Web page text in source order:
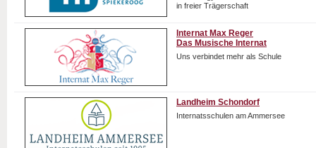
in freier Trägerschaft
Internat Max Reger
Das Musische Internat
Uns verbindet mehr als Schule
Landheim Schondorf
Internatsschulen am Ammersee